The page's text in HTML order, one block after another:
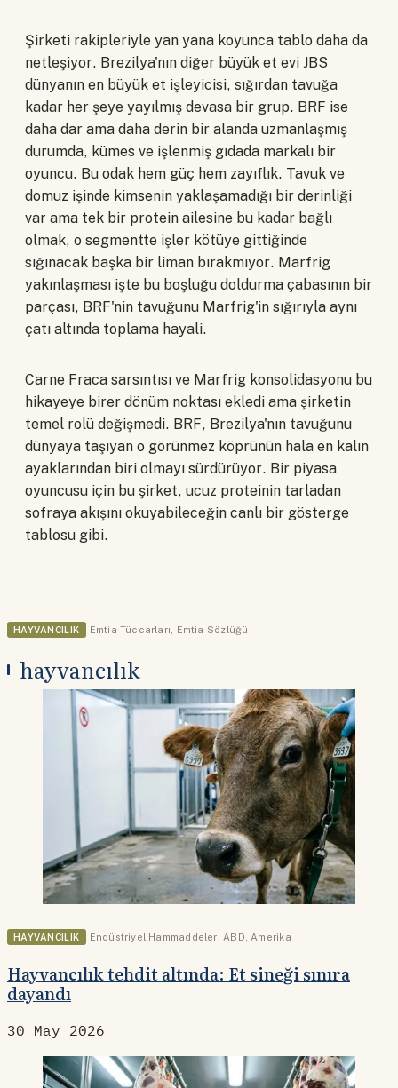
Şirketi rakipleriyle yan yana koyunca tablo daha da
netleşiyor. Brezilya'nın diğer büyük et evi JBS
dünyanın en büyük et işleyicisi, sığırdan tavuğa
kadar her şeye yayılmış devasa bir grup. BRF ise
daha dar ama daha derin bir alanda uzmanlaşmış
durumda, kümes ve işlenmiş gıdada markalı bir
oyuncu. Bu odak hem güç hem zayıflık. Tavuk ve
domuz işinde kimsenin yaklaşamadığı bir derinliği
var ama tek bir protein ailesine bu kadar bağlı
olmak, o segmentte işler kötüye gittiğinde
sığınacak başka bir liman bırakmıyor. Marfrig
yakınlaşması işte bu boşluğu doldurma çabasının bir
parçası, BRF'nin tavuğunu Marfrig'in sığırıyla aynı
çatı altında toplama hayali.
Carne Fraca sarsıntısı ve Marfrig konsolidasyonu bu
hikayeye birer dönüm noktası ekledi ama şirketin
temel rolü değişmedi. BRF, Brezilya'nın tavuğunu
dünyaya taşıyan o görünmez köprünün hala en kalın
ayaklarından biri olmayı sürdürüyor. Bir piyasa
oyuncusu için bu şirket, ucuz proteinin tarladan
sofraya akışını okuyabileceğin canlı bir gösterge
tablosu gibi.
HAYVANCILIK Emtia Tüccarları, Emtia Sözlüğü
hayvancılık
HAYVANCILIK Endüstriyel Hammaddeler ABD Amerika
Hayvancılık tehdit altında: Et sineği sınıra
dayandı
30 May 2026